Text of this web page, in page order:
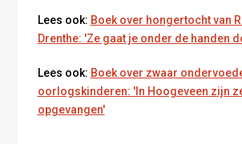
Lees ook: Boek over hongertocht van
Drenthe: 'Ze gaat je onder de handen
Lees ook: Boek over zwaar
oorlogskinderen: 'In Hoogeveen zijn
opgevangen'